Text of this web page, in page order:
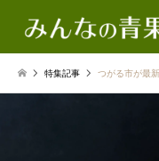
特集記事 つがる市が最